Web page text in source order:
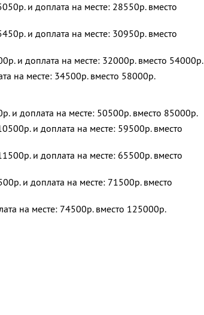
и доплата на месте: 28550р. вместо
и доплата на месте: 30950р. вместо
и доплата на месте: 32000р. вместо 54000р.
на месте: 34500р. вместо 58000р.
и доплата на месте: 50500р. вместо 85000р.
и доплата на месте: 59500р. вместо
и доплата на месте: 65500р. вместо
и доплата на месте: 71500р. вместо
на месте: 74500р. вместо 125000р.